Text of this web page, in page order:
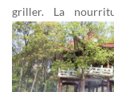
griller. La